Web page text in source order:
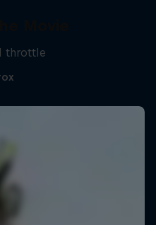
throttle